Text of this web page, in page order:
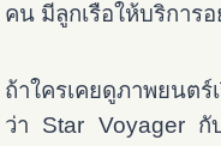
คน มีลูกเรือให้บริการ
ถ้าใครเคยดูภาพยนต
ว่า Star Voyager กั